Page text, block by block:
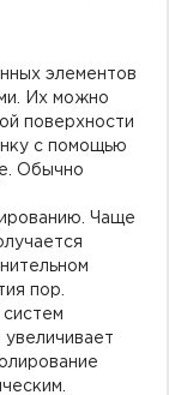
элементов
Их можно
поверхности
с помощью
Обычно
Чаще
пор.